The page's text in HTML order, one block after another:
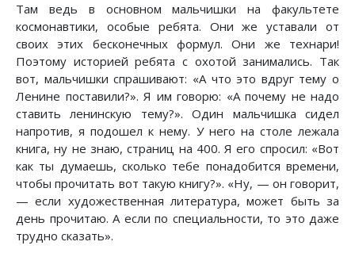
Там ведь в основном мальчишки на факультете
космонавтики, особые ребята. Они же уставали от
своих этих бесконечных формул. Они же технари!
Поэтому историей ребята с охотой занимались. Так
вот, мальчишки спрашивают: «А что это вдруг тему о
Ленине поставили?». Я им говорю: «А почему не надо
ставить ленинскую тему?». Один мальчишка сидел
напротив, я подошел к нему. У него на столе лежала
книга, ну не знаю, страниц на 400. Я его спросил: «Вот
как ты думаешь, сколько тебе понадобится времени,
чтобы прочитать вот такую книгу?». «Ну, — он говорит,
— если художественная литература, может быть за
день прочитаю. А если по специальности, то это даже
трудно сказать».